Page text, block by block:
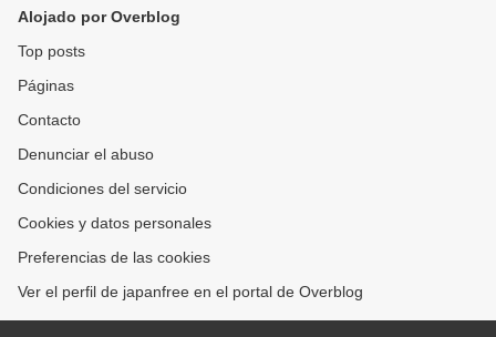
Alojado por Overblog
Top posts
Páginas
Contacto
Denunciar el abuso
Condiciones del servicio
Cookies y datos personales
Preferencias de las cookies
Ver el perfil de japanfree en el portal de Overblog